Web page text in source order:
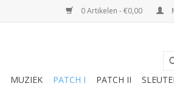
0 Artikelen - €0,00
MUZIEK PATCH I PATCH II